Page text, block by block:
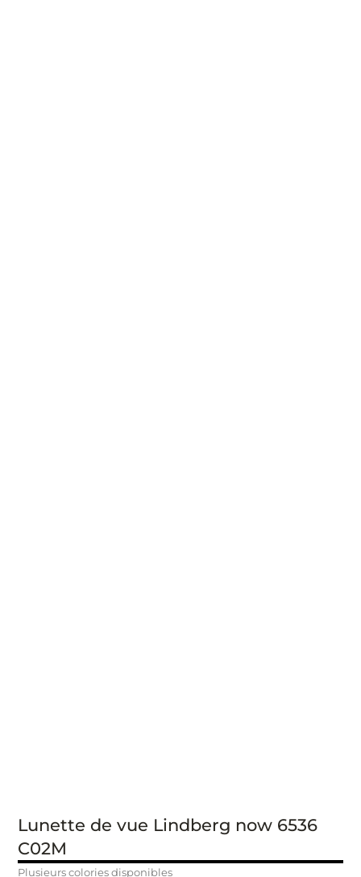
Lunette de vue Lindberg now 6536
C02M
Plusieurs colories disponibles